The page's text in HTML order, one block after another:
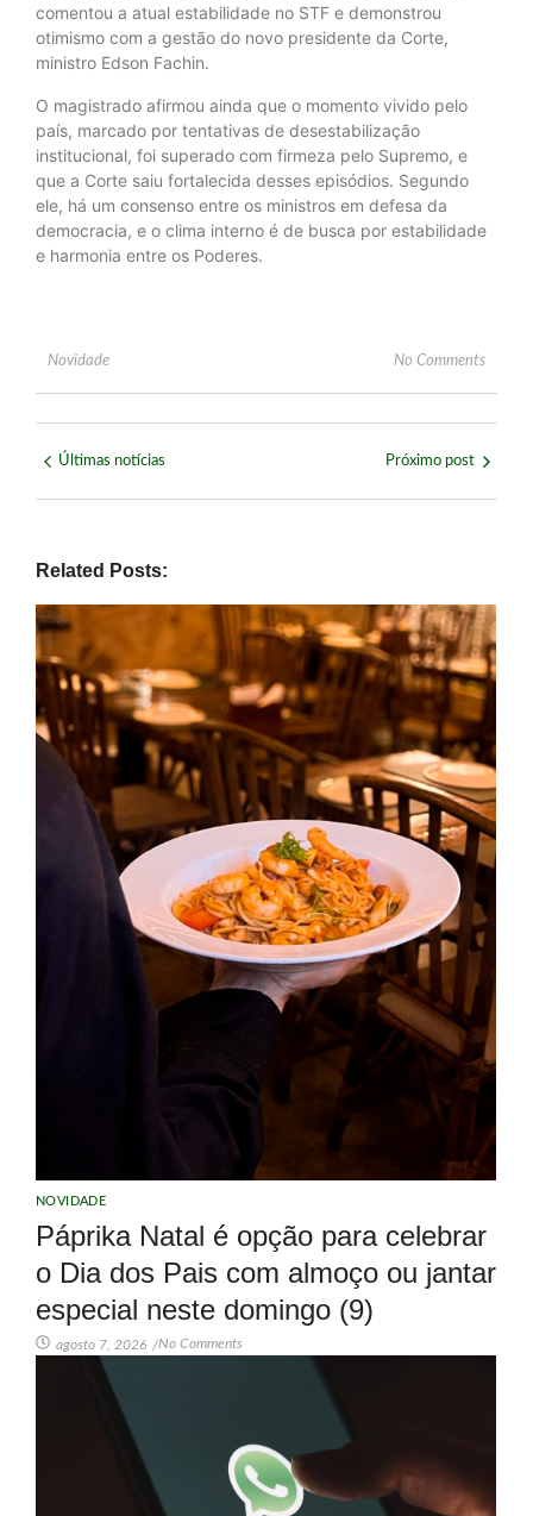
comentou a atual estabilidade no STF e demonstrou
otimismo com a gestão do novo presidente da Corte,
ministro Edson Fachin.
O magistrado afirmou ainda que o momento vivido pelo
país, marcado por tentativas de desestabilização
institucional, foi superado com firmeza pelo Supremo, e
que a Corte saiu fortalecida desses episódios. Segundo
ele, há um consenso entre os ministros em defesa da
democracia, e o clima interno é de busca por estabilidade
e harmonia entre os Poderes.
Novidade No Comments
Últimas notícias Próximo post
Related Posts:
NOVIDADE
Páprika Natal é opção para celebrar
o Dia dos Pais com almoço ou jantar
especial neste domingo (9)
agosto 7, 2026 /No Comments